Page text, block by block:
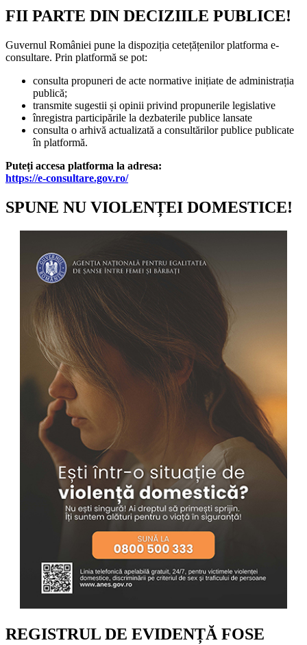
FII PARTE DIN DECIZIILE PUBLICE!
Guvernul României pune la dispoziția cetețățenilor platforma e-
consultare. Prin platformă se pot:
consulta propuneri de acte normative inițiate de administrația
publică;
transmite sugestii și opinii privind propunerile legislative
înregistra participările la dezbaterile publice lansate
consulta o arhivă actualizată a consultărilor publice publicate
în platformă.
Puteți accesa platforma la adresa:
https://e-consultare.gov.ro/
SPUNE NU VIOLENȚEI DOMESTICE!
REGISTRUL DE EVIDENȚĂ FOSE